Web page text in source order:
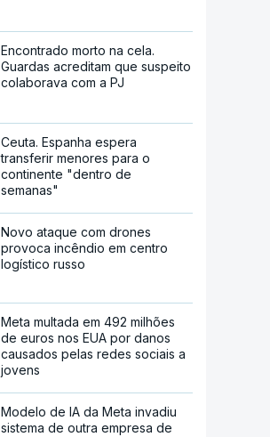
Encontrado morto na cela.
Guardas acreditam que suspeito
colaborava com a PJ
Ceuta. Espanha espera
transferir menores para o
continente "dentro de
semanas"
Novo ataque com drones
provoca incêndio em centro
logístico russo
Meta multada em 492 milhões
de euros nos EUA por danos
causados pelas redes sociais a
jovens
Modelo de IA da Meta invadiu
sistema de outra empresa de